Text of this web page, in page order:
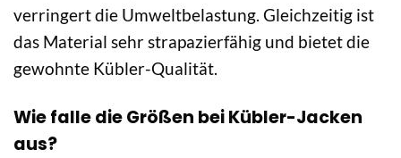
verringert die Umweltbelastung. Gleichzeitig ist
das Material sehr strapazierfähig und bietet die
gewohnte Kübler-Qualität.
Wie falle die Größen bei Kübler-Jacken
aus?